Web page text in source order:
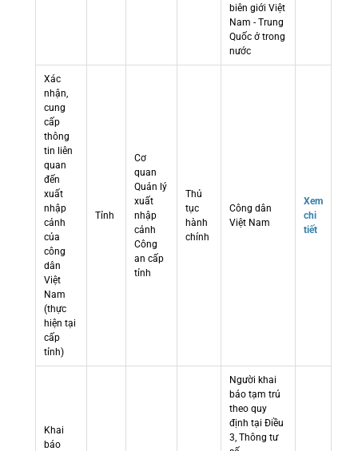
biên giới Việt
Nam - Trung
Quốc ở trong
nước
Xác
nhận,
cung
cấp
thông
tin liên
quan
đến
xuất
nhập
cảnh
của
công
dân
Việt
Nam
(thực
hiện tại
cấp
tỉnh)
Tỉnh
Cơ
quan
Quản lý
xuất
nhập
cảnh
Công
an cấp
tỉnh
Thủ
tục
hành
chính
Công dân
Việt Nam
Xem
chi
tiết
Khai
báo
Người khai
báo tạm trú
theo quy
định tại Điều
3, Thông tư